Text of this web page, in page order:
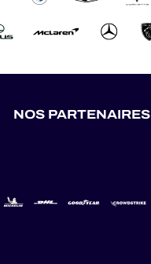
NOS PARTENAIRES